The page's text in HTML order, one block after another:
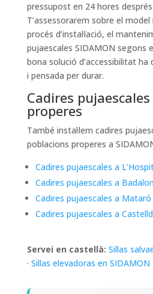
pressupost en 24 hores
T’assessorarem sobre el
procés d’instal·lació, el
pujaescales SIDAMON segons
bona solució d’accessibilitat ha
i pensada per durar.
Cadires
properes
També instal·lem cadires
poblacions properes a
Cadires pujaescales a
Cadires pujaescales a
Cadires pujaescales a Mataró
Cadires pujaescales a
Servei en castellà: Sillas
· Sillas elevadoras en SIDAMON